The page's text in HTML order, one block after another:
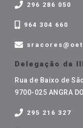
296 286 050
964 304 660
Delegação da
Rua de Baixo de
9700-025 ANGRA
295 216 327